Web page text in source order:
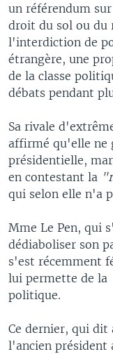
un référendum
droit du sol ou du
l'interdiction de
étrangère, une
de la classe
débats pendant
Sa rivale
affirmé qu'elle ne
présidentielle,
en contestant la
qui selon elle n'a
Mme Le Pen, qui
dédiaboliser son
s'est récemment
lui permette de la
politique.
Ce dernier, qui dit
l'ancien président